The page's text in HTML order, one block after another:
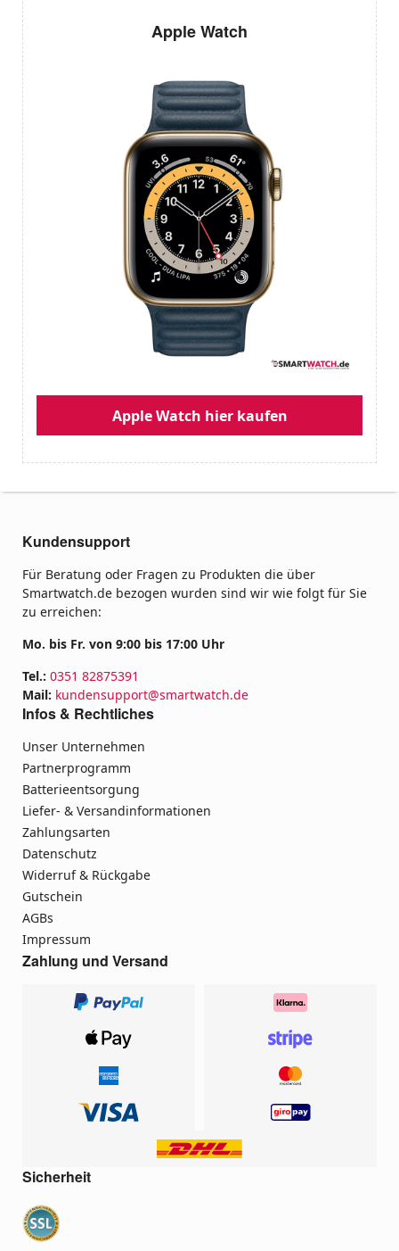
Apple Watch
Apple Watch hier kaufen
Kundensupport
Für Beratung oder Fragen zu Produkten die über
Smartwatch.de bezogen wurden sind wir wie folgt für Sie
zu erreichen:
Mo. bis Fr. von 9:00 bis 17:00 Uhr
Tel.: 0351 82875391
Mail: kundensupport@smartwatch.de
Infos & Rechtliches
Unser Unternehmen
Partnerprogramm
Batterieentsorgung
Liefer- & Versandinformationen
Zahlungsarten
Datenschutz
Widerruf & Rückgabe
Gutschein
AGBs
Impressum
Zahlung und Versand
Sicherheit